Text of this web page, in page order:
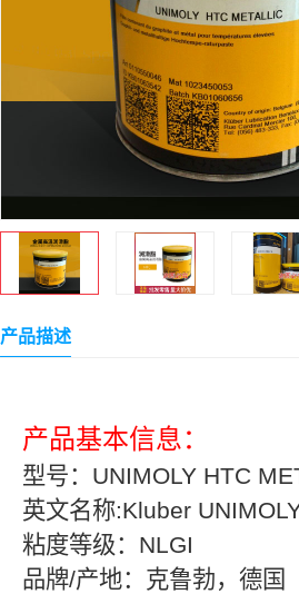
产品描述
产品基本信息：
型号：UNIMOLY HTC
英文名称:Kluber
粘度等级
品牌/产地：克鲁勃，德国